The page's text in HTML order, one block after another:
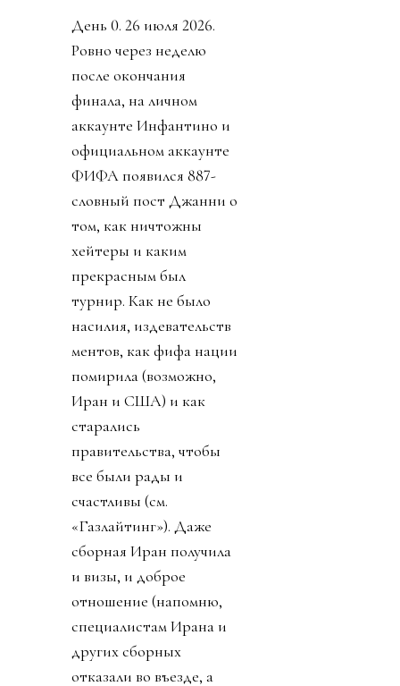
День 0. 26 июля 2026.
Ровно через неделю
после окончания
финала, на личном
аккаунте Инфантино и
официальном аккаунте
ФИФА появился 887-
словный пост Джанни о
том, как ничтожны
хейтеры и каким
прекрасным был
турнир. Как не было
насилия, издевательств
ментов, как фифа нации
помирила (возможно,
Иран и США) и как
старались
правительства, чтобы
все были рады и
счастливы (см.
«Газлайтинг»). Даже
сборная Иран получила
и визы, и доброе
отношение (напомню,
специалистам Ирана и
других сборных
отказали во въезде, а